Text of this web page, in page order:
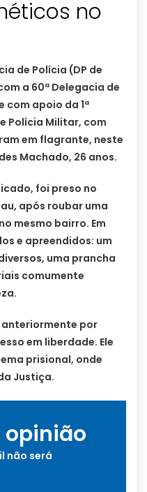
no
de Polícia (DP de
a 60ª Delegacia de
com apoio da 1ª
Polícia Militar, com
em flagrante, neste
Machado, 26 anos.
foi preso no
após roubar uma
mesmo bairro. Em
e apreendidos: um
uma prancha
comumente
anteriormente por
em liberdade. Ele
prisional, onde
Justiça.
opinião
não será